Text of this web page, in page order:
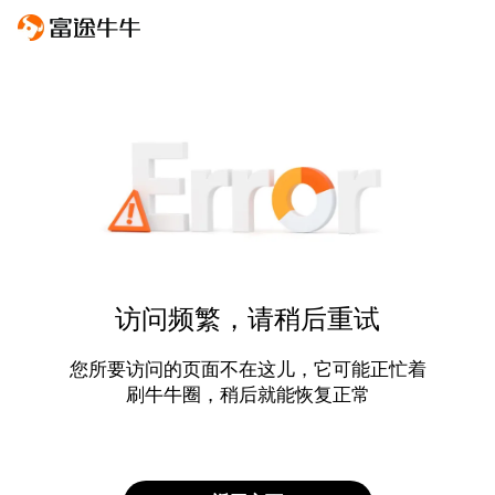
访问频繁，请稍后重试
您所要访问的页面不在这儿，它可能正忙着
刷牛牛圈，稍后就能恢复正常